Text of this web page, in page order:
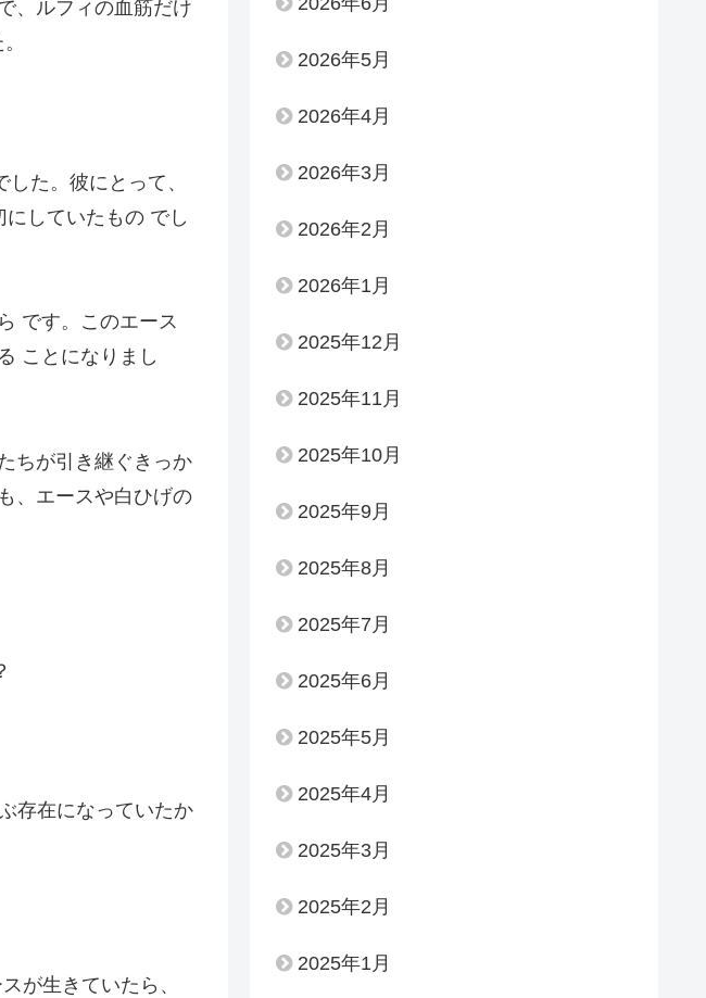
、ルフィの血筋だけ
た。彼にとって、
していたもの でし
です。このエース
ことになりまし
ちが引き継ぐきっか
、エースや白ひげの
存在になっていたか
が生きていたら、
2026年5月
2026年4月
2026年3月
2026年2月
2026年1月
2025年12月
2025年11月
2025年10月
2025年9月
2025年8月
2025年7月
2025年6月
2025年5月
2025年4月
2025年3月
2025年2月
2025年1月